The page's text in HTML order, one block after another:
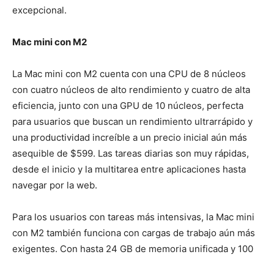
excepcional.
Mac mini con M2
La Mac mini con M2 cuenta con una CPU de 8 núcleos
con cuatro núcleos de alto rendimiento y cuatro de alta
eficiencia, junto con una GPU de 10 núcleos, perfecta
para usuarios que buscan un rendimiento ultrarrápido y
una productividad increíble a un precio inicial aún más
asequible de $599. Las tareas diarias son muy rápidas,
desde el inicio y la multitarea entre aplicaciones hasta
navegar por la web.
Para los usuarios con tareas más intensivas, la Mac mini
con M2 también funciona con cargas de trabajo aún más
exigentes. Con hasta 24 GB de memoria unificada y 100